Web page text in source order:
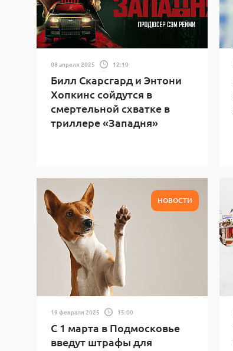
08 апреля 2025 12:10
Билл Скарсгард и Энтони
Хопкинс сойдутся в
смертельной схватке в
триллере «Западня»
НОВОСТИ
19 февраля 2025 15:00
С 1 марта в Подмосковье
введут штрафы для